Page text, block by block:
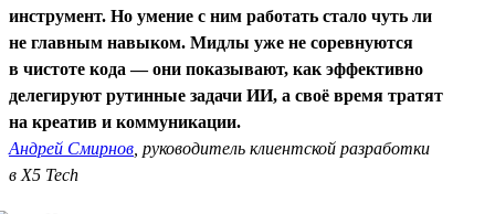
инструмент. Но умение с ним работать стало чуть ли
не главным навыком. Мидлы уже не соревнуются
в чистоте кода — они показывают, как эффективно
делегируют рутинные задачи ИИ, а своё время тратят
на креатив и коммуникации.
Андрей Смирнов , руководитель клиентской разработки
в X5 Tech